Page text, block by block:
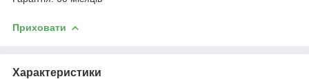
Приховати
Характеристики